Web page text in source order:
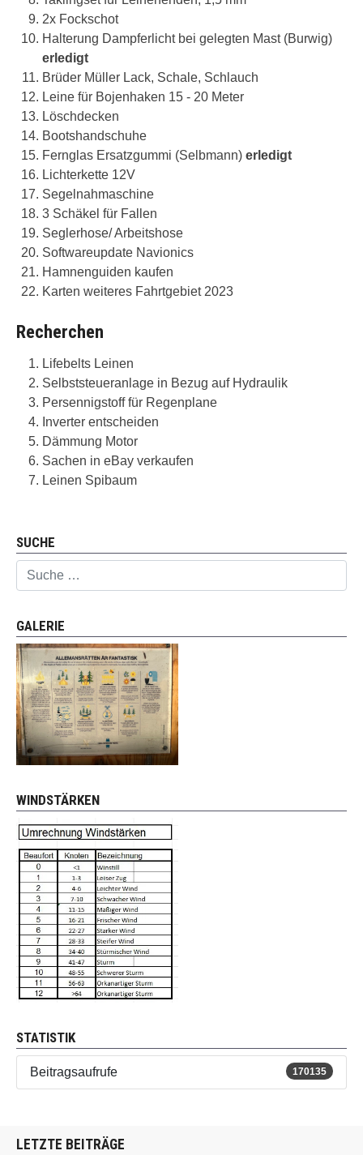
2x Fockschot
Halterung Dampferlicht bei gelegten Mast (Burwig)
erledigt
Brüder Müller Lack, Schale, Schlauch
Leine für Bojenhaken 15 - 20 Meter
Löschdecken
Bootshandschuhe
Fernglas Ersatzgummi (Selbmann) erledigt
Lichterkette 12V
Segelnahmaschine
3 Schäkel für Fallen
Seglerhose/ Arbeitshose
Softwareupdate Navionics
Hamnenguiden kaufen
Karten weiteres Fahrtgebiet 2023
Recherchen
Lifebelts Leinen
Selbststeueranlage in Bezug auf Hydraulik
Persennigstoff für Regenplane
Inverter entscheiden
Dämmung Motor
Sachen in eBay verkaufen
Leinen Spibaum
SUCHE
Suchen
GALERIE
WINDSTÄRKEN
STATISTIK
Beitragsaufrufe 170135
LETZTE BEITRÄGE